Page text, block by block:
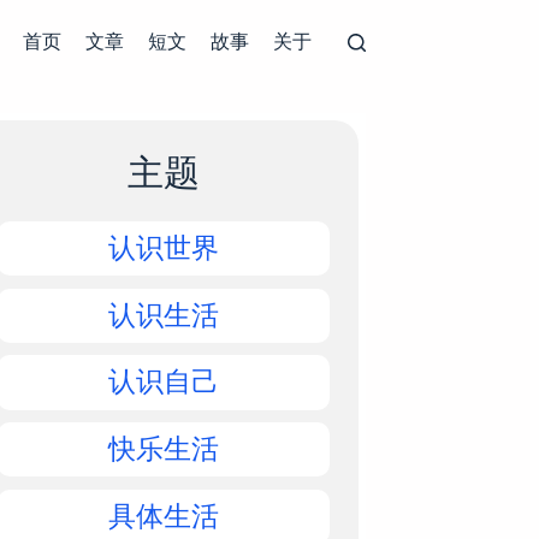
首页 文章 短文 故事 关于
主题
认识世界
认识生活
认识自己
快乐生活
具体生活